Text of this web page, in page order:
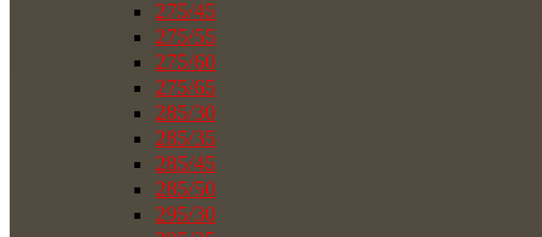
275/45
275/55
275/60
275/65
285/30
285/35
285/45
285/50
295/30